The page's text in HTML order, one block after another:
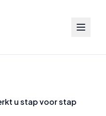
u stap voor stap